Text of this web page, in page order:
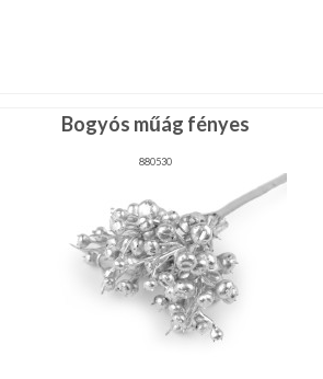
Bogyós műág fényes
880530